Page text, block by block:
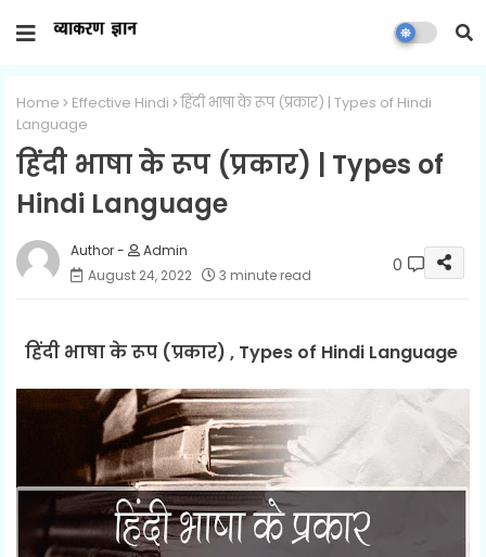
Home Effective Hindi
हिंदी भाषा के रूप (प्रकार) | Types of Hindi
Language
हिंदी भाषा के रूप (प्रकार) | Types of
Hindi Language
Admin
August 24, 2022
3 minute read 0
हिंदी भाषा के रूप (प्रकार) , Types of Hindi Language